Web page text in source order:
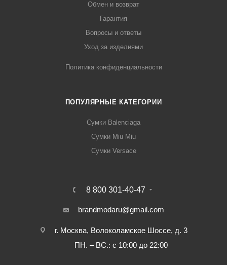
Обмен и возврат
Гарантия
Вопросы и ответы
Уход за изделиями
Политика конфиденциальности
ПОПУЛЯРНЫЕ КАТЕГОРИИ
Сумки Balenciaga
Сумки Miu Miu
Сумки Versace
8 800 301-40-47
brandmodaru@gmail.com
г. Москва, Волоколамское Шоссе, д. 3
ПН. – ВС.: с 10:00 до 22:00